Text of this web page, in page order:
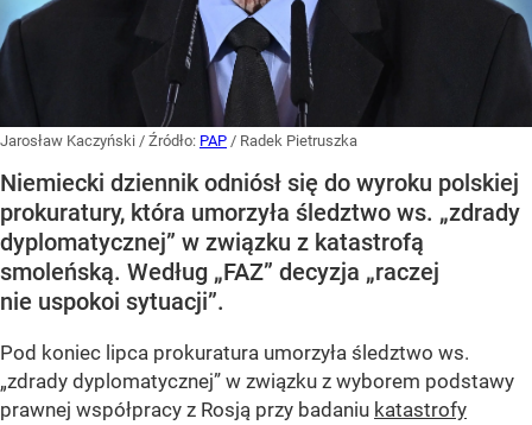
Jarosław Kaczyński / Źródło: PAP / Radek Pietruszka
Niemiecki dziennik odniósł się do wyroku polskiej
prokuratury, która umorzyła śledztwo ws. „zdrady
dyplomatycznej” w związku z katastrofą
smoleńską. Według „FAZ” decyzja „raczej
nie uspokoi sytuacji”.
Pod koniec lipca prokuratura umorzyła śledztwo ws.
„zdrady dyplomatycznej” w związku z wyborem podstawy
prawnej współpracy z Rosją przy badaniu katastrofy